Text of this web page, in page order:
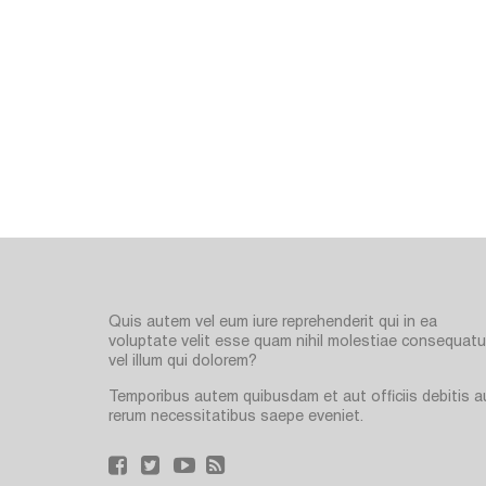
Quis autem vel eum iure reprehenderit qui in ea
voluptate velit esse quam nihil molestiae
vel illum qui dolorem?
Temporibus autem quibusdam et aut officiis debitis
rerum necessitatibus saepe eveniet.